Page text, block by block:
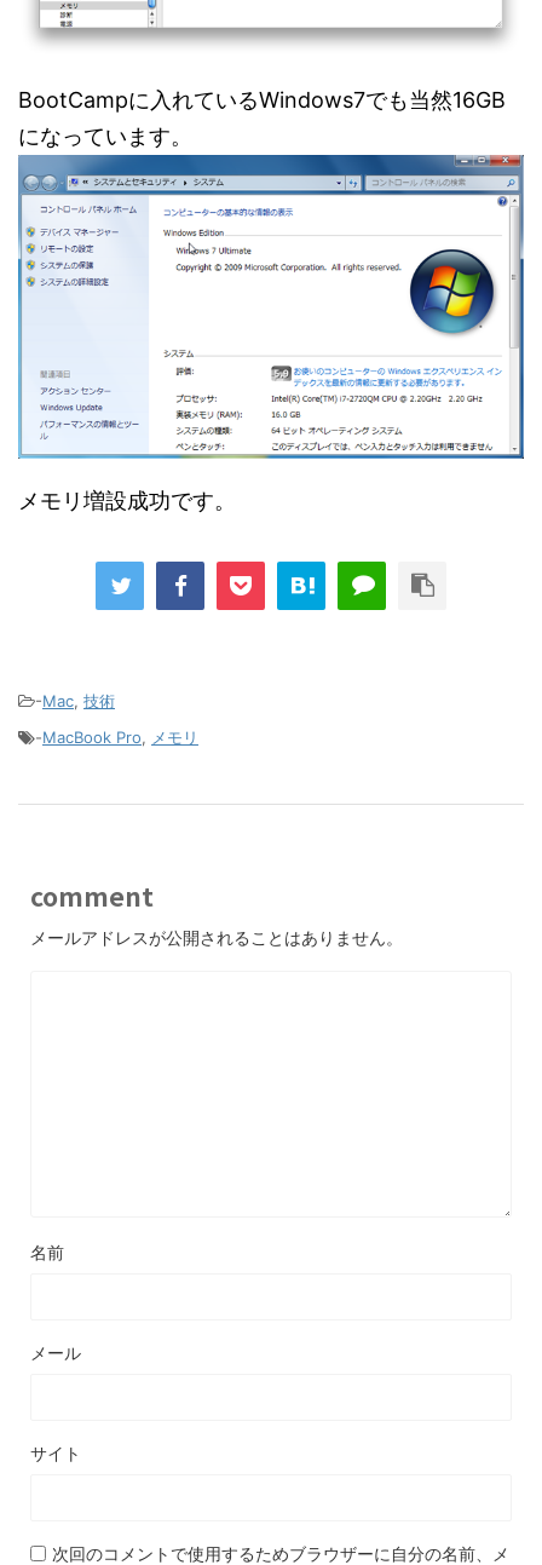
BootCampに入れているWindows7でも当然16GB
になっています。
メモリ増設成功です。
-Mac, 技術
-MacBook Pro, メモリ
comment
メールアドレスが公開されることはありません。
名前
メール
サイト
次回のコメントで使用するためブラウザーに自分の名前、メ